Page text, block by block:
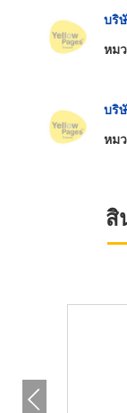
บริ
หม
บริ
หม
สิ